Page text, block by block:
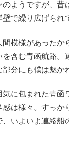
のようですが、昔
で繰り広げられ
間模様があったか
を含む青函航路。
分にも僕は魅か
に包まれた青函
は様々。すっか
、いよいよ連絡船